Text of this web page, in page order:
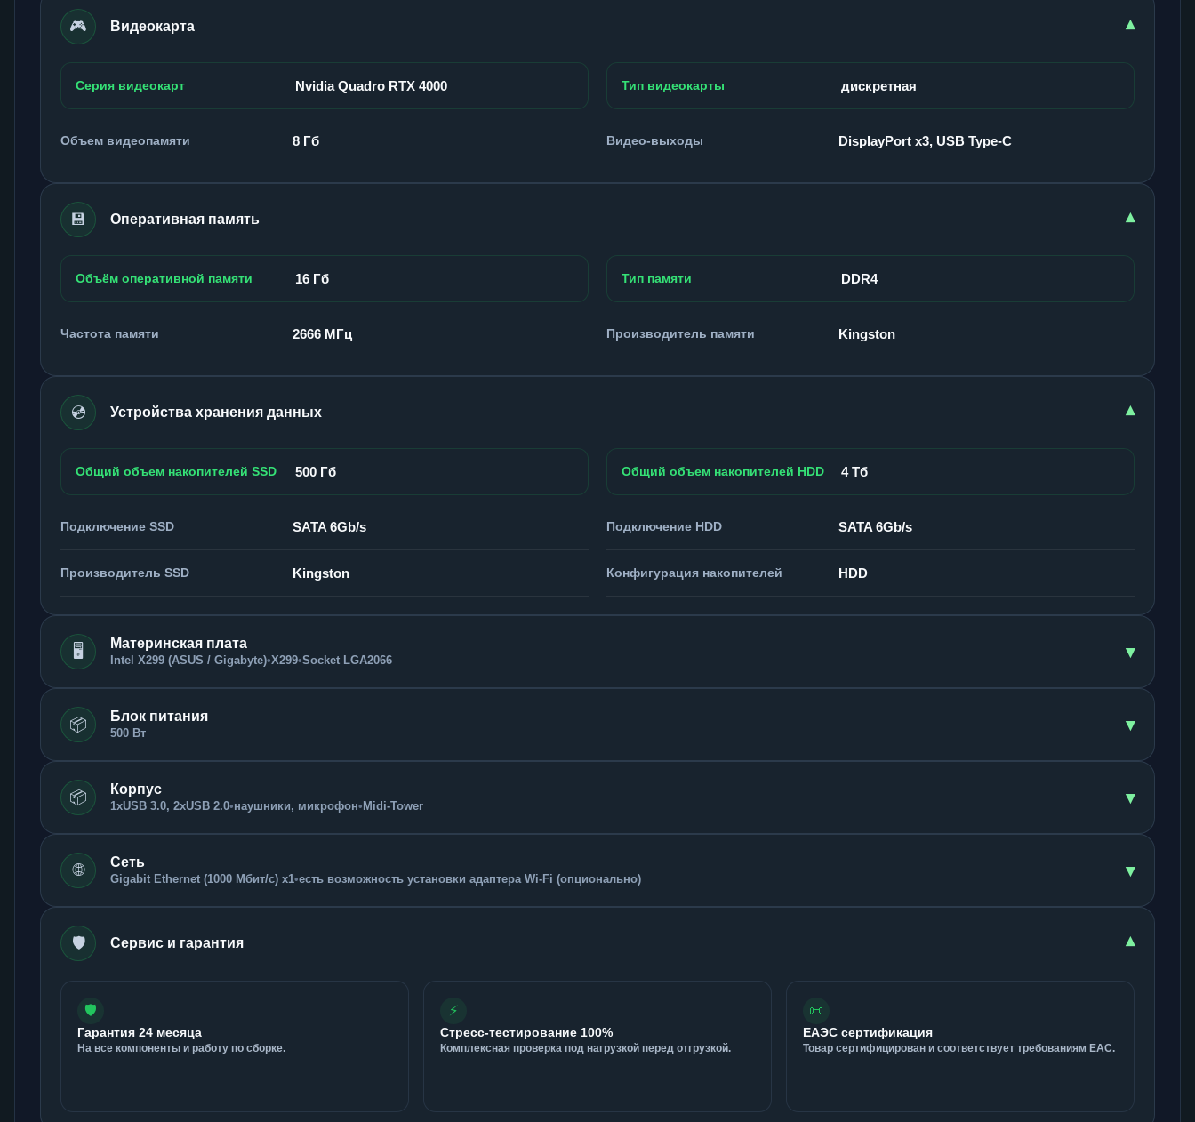
🎮 Видеокарта ▾
Серия видеокарт Nvidia Quadro RTX 4000 Тип видеокарты дискретная
Объем видеопамяти 8 Гб Видео-выходы DisplayPort x3, USB Type-C
💾 Оперативная память ▾
Объём оперативной памяти 16 Гб Тип памяти DDR4
Частота памяти 2666 МГц Производитель памяти Kingston
💿 Устройства хранения данных ▾
Общий объем накопителей SSD 500 Гб Общий объем накопителей HDD 4 Тб
Подключение SSD SATA 6Gb/s Подключение HDD SATA 6Gb/s
Производитель SSD Kingston Конфигурация накопителей HDD
🖥️ Материнская плата
Intel X299 (ASUS / Gigabyte)•X299•Socket LGA2066 ▾
📦 Блок питания
500 Вт ▾
📦 Корпус
1xUSB 3.0, 2xUSB 2.0•наушники, микрофон• Midi-Tower ▾
🌐 Сеть
Gigabit Ethernet (1000 Мбит/с) x1•есть возможность установки адаптера Wi-Fi (опционально) ▾
🛡️ Сервис и гарантия ▾
🛡️
Гарантия 24 месяца
На все компоненты и работу по сборке.
⚡
Стресс-тестирование 100%
Комплексная проверка под нагрузкой перед отгрузкой.
📜
ЕАЭС сертификация
Товар сертифицирован и соответствует требованиям ЕАС.